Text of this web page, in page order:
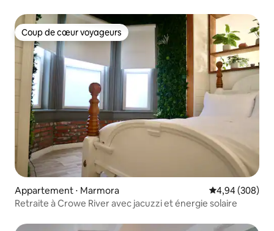
Coup de cœur voyageurs
Coup de cœur voyageurs
Appartement ⋅ Marmora Évaluation
4,94 (308)
Retraite à Crowe River avec jacuzzi et énergie solaire